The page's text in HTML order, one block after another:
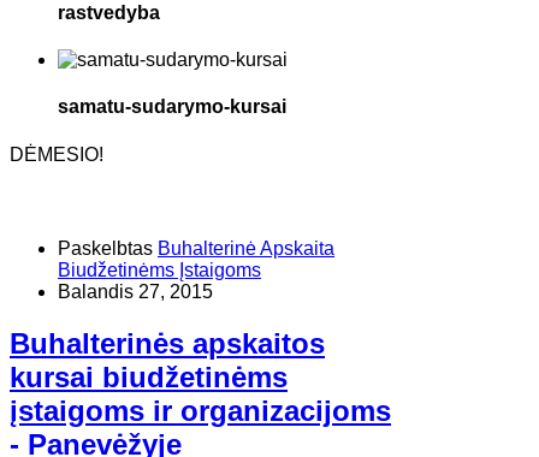
rastvedyba
samatu-sudarymo-kursai
DĖMESIO!
Paskelbtas Buhalterinė Apskaita
Biudžetinėms Įstaigoms
Balandis 27, 2015
Buhalterinės apskaitos
kursai biudžetinėms
įstaigoms ir organizacijoms
- Panevėžyje